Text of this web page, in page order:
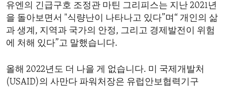
MIDDLE EAST
DEMOCRACY AND GOVERNANCE
ECONOMY AND TRADE
ENVIRONMENT AND HEALTH
유엔의 긴급구호 조정관 마틴 그리피스는 지난 2021년
을 돌아보면서 "식량난이 나타나고 있다”며“ 개인의 삶
과 생계, 지역과 국가의 안정, 그리고 경제발전이 위험
에 처해 있다”고 말했습니다.
올해 2022년도 더 나을 게 없습니다. 미 국제개발처
(USAID)의 사만다 파워처장은 유럽안보협력기구